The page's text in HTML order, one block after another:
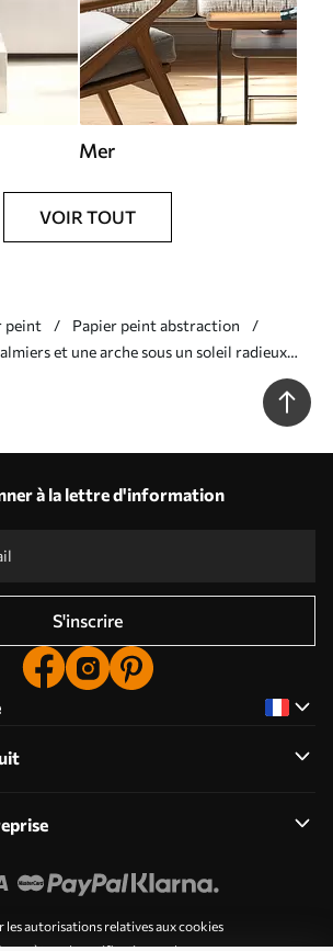
Mer
VOIR TOUT
peint
Papier peint abstraction
et une arche sous un soleil radieux
à la lettre d'information
S'inscrire
les autorisations relatives aux cookies